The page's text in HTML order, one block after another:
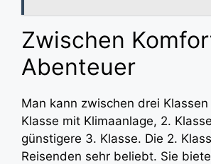
Zwischen
Abenteuer
Man kann zwischen drei Klassen
Klasse mit Klimaanlage, 2.
günstigere 3. Klasse. Die 2.
Reisenden sehr beliebt. Sie